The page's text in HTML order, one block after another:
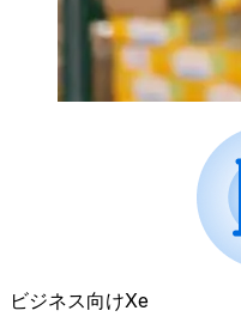
ビジネス向けXe